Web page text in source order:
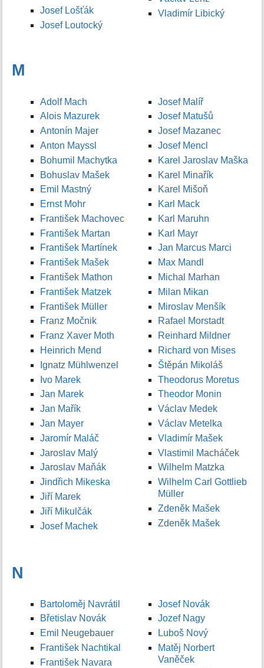
Josef Lošťák
Josef Loutocký
Vladimír Libický
M
Adolf Mach
Alois Mazurek
Antonín Majer
Anton Mayssl
Bohumil Machytka
Bohuslav Mašek
Emil Mastný
Ernst Mohr
František Machovec
František Martan
František Martínek
František Mašek
František Mathon
František Matzek
František Müller
Franz Močnik
Franz Xaver Moth
Heinrich Mend
Ignatz Mühlwenzel
Ivo Marek
Jan Marek
Jan Mařík
Jan Mayer
Jaromír Maláč
Jaroslav Malý
Jaroslav Maňák
Jindřich Mikeska
Jiří Marek
Jiří Mikulčák
Josef Machek
Josef Malíř
Josef Matušů
Josef Mazanec
Josef Mencl
Karel Jaroslav Maška
Karel Minařík
Karel Mišoň
Karl Mack
Karl Maruhn
Karl Mayr
Jan Marcus Marci
Max Mandl
Michal Marhan
Milan Mikan
Miroslav Menšík
Rafael Morstadt
Reinhard Mildner
Richard von Mises
Štěpán Mikoláš
Theodorus Moretus
Theodor Monin
Václav Medek
Václav Metelka
Vladimír Mašek
Vlastimil Macháček
Wilhelm Matzka
Wilhelm Carl Gottlieb
Müller
Zdeněk Mašek
Zdeněk Mašek
N
Bartoloměj Navrátil
Břetislav Novák
Emil Neugebauer
František Nachtikal
František Navara
Josef Novák
Jozef Nagy
Luboš Nový
Matěj Norbert
Vaněček